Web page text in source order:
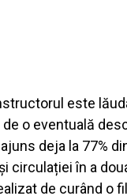
este
o eventuală
deja la 77%
circulației în a
de curând o